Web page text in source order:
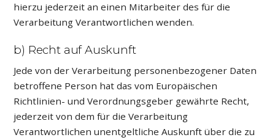
hierzu jederzeit an einen Mitarbeiter des für die
Verarbeitung Verantwortlichen wenden.
b) Recht auf Auskunft
Jede von der Verarbeitung personenbezogener Daten
betroffene Person hat das vom Europäischen
Richtlinien- und Verordnungsgeber gewährte Recht,
jederzeit von dem für die Verarbeitung
Verantwortlichen unentgeltliche Auskunft über die zu